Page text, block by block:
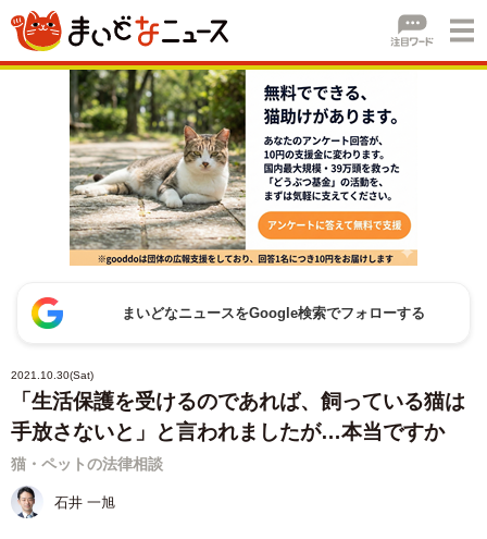
まいどなニュースをGoogle検索でフォローする
2021.10.30(Sat)
「生活保護を受けるのであれば、飼っている猫は
手放さないと」と言われましたが…本当ですか
猫・ペットの法律相談
石井 一旭